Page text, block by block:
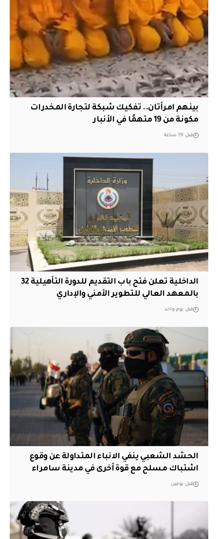
بينهم امرأتان.. تفكيك شبكة لتجارة المخدرات
مكونة من 19 متهمًا في الأنبار
قبل 19 ساعة
الداخلية تعلن فتح باب التقديم للدورة التأهيلية 32
بالمعهد العالي للتطوير الأمني والإداري
قبل يوم واحد
الحشد الشعبي ينفي الانباء المتداولة عن وقوع
اشتباك مسلح مع قوة أخرى في مدينة سامراء
قبل يومين